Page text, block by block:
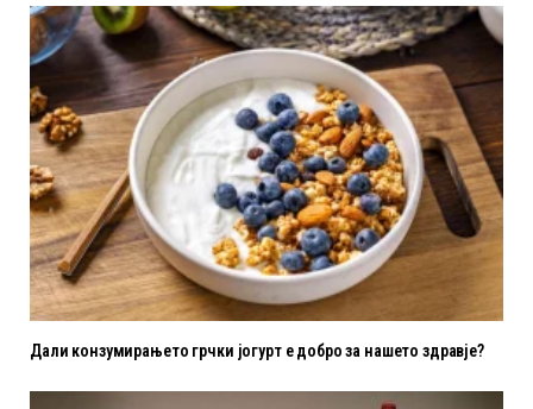
Дали конзумирањето грчки јогурт е добро за нашето здравје?